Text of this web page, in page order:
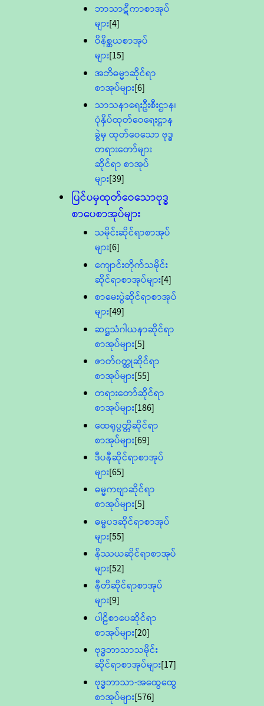
ဘာသာဋီကာစာအုပ်
များ[4]
ဝိနိစ္ဆယစာအုပ်
များ[15]
အဘိဓမ္မာဆိုင်ရာ
စာအုပ်များ[6]
သာသနာရေးဦးစီးဌာန၊
ပုံနှိပ်ထုတ်ဝေရေးဌာန
ခွဲမှ ထုတ်ဝေသော ဗုဒ္ဓ
တရားတော်များ
ဆိုင်ရာ စာအုပ်
များ[39]
ပြင်ပမှထုတ်ဝေသောဗုဒ္ဓ
စာပေစာအုပ်များ
သမိုင်းဆိုင်ရာစာအုပ်
များ[6]
ကျောင်းတိုက်သမိုင်း
ဆိုင်ရာစာအုပ်များ[4]
စာမေးပွဲဆိုင်ရာစာအုပ်
များ[49]
ဆဋ္ဌသံဂါယနာဆိုင်ရာ
စာအုပ်များ[5]
ဇာတ်၀တ္ထုဆိုင်ရာ
စာအုပ်များ[55]
တရားတော်ဆိုင်ရာ
စာအုပ်များ[186]
ထေရုပ္ပတ္တိဆိုင်ရာ
စာအုပ်များ[69]
ဒီပနီဆိုင်ရာစာအုပ်
များ[65]
ဓမ္မကဗျာဆိုင်ရာ
စာအုပ်များ[5]
ဓမ္မပဒဆိုင်ရာစာအုပ်
များ[55]
နိဿယဆိုင်ရာစာအုပ်
များ[52]
နီတိဆိုင်ရာစာအုပ်
များ[9]
ပါဠိစာပေဆိုင်ရာ
စာအုပ်များ[20]
ဗုဒ္ဓဘာသာသမိုင်း
ဆိုင်ရာစာအုပ်များ[17]
ဗုဒ္ဓဘာသာ-အထွေထွေ
စာအုပ်များ[576]